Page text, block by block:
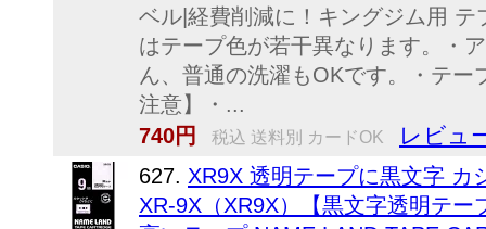
ベル|経費削減に！キングジム用
はテープ色が若干異なります。・
ん、普通の洗濯もOKです。・テ
注意】・...
740円
税込 送料別 カードOK レビュ
627. XR9X 透明テープに黒文字 カ
XR-9X（XR9X）【黒文字透明テ